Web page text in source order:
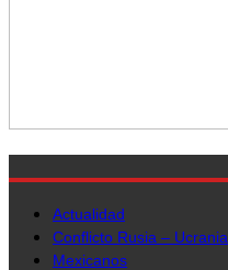
Actualidad
Conflicto Rusia – Ucrania
Mexicanos